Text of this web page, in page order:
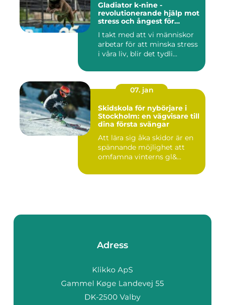
Gladiator k-nine -
revolutionerande hjälp mot
stress och ångest för
I takt med att vi människor
arbetar för att minska stress
i våra liv, blir det tydli...
07. jan
Skidskola för nybörjare i
Stockholm: en vägvisare till
dina första svängar
Att lära sig åka skidor är en
spännande möjlighet att
omfamna vinterns gl&...
Adress